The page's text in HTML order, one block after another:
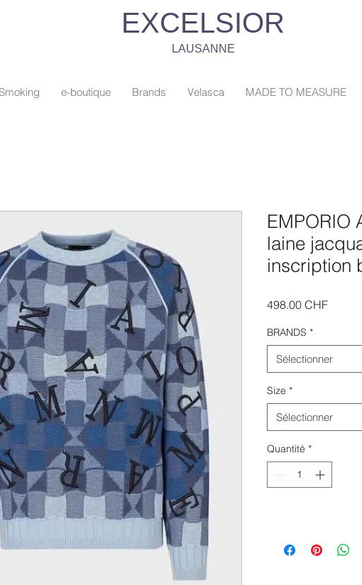
EXCELSIOR
LAUSANNE
e-boutique Brands Velasca MADE TO MEASURE
EMPORIO
laine
inscription
498.00 CHFPrix
BRANDS *
Sélectionner
Size *
Sélectionner
Quantité *